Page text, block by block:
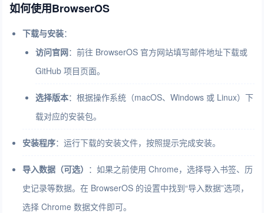
如何使用BrowserOS
下载与安装：
访问官网：前往 BrowserOS 官方网站填写邮件地址下载或
GitHub 项目页面。
选择版本：根据操作系统（macOS、Windows 或 Linux）下
载对应的安装包。
安装程序：运行下载的安装文件，按照提示完成安装。
导入数据（可选） ：如果之前使用 Chrome，选择导入书签、历
史记录等数据。在 BrowserOS 的设置中找到“导入数据”选项，
选择 Chrome 数据文件即可。